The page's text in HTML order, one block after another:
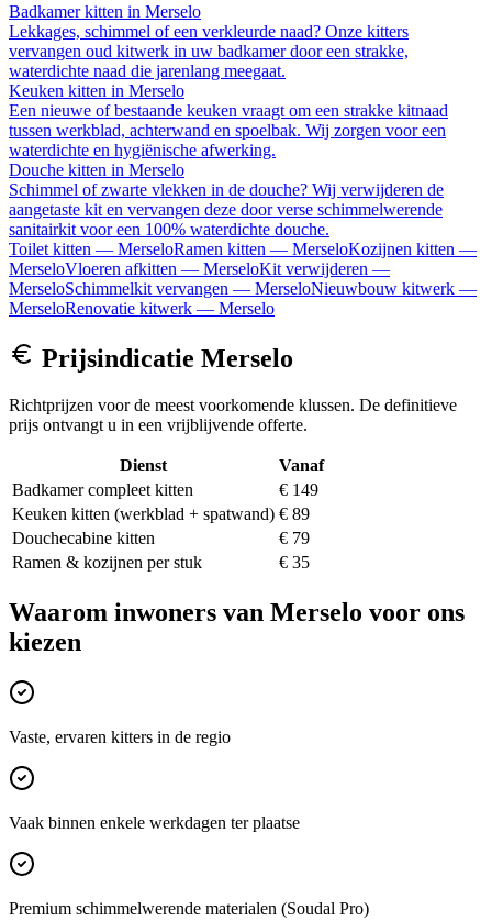
Badkamer kitten in Merselo
Lekkages, schimmel of een verkleurde naad? Onze kitters
vervangen oud kitwerk in uw badkamer door een strakke,
waterdichte naad die jarenlang meegaat.
Keuken kitten in Merselo
Een nieuwe of bestaande keuken vraagt om een strakke kitnaad
tussen werkblad, achterwand en spoelbak. Wij zorgen voor een
waterdichte en hygiënische afwerking.
Douche kitten in Merselo
Schimmel of zwarte vlekken in de douche? Wij verwijderen de
aangetaste kit en vervangen deze door verse schimmelwerende
sanitairkit voor een 100% waterdichte douche.
Toilet kitten — MerseloRamen kitten — MerseloKozijnen kitten —
MerseloVloeren afkitten — MerseloKit verwijderen —
MerseloSchimmelkit vervangen — MerseloNieuwbouw kitwerk —
MerseloRenovatie kitwerk — Merselo
Prijsindicatie Merselo
Richtprijzen voor de meest voorkomende klussen. De definitieve
prijs ontvangt u in een vrijblijvende offerte.
Dienst
Vanaf
Badkamer compleet kitten
€ 149
Keuken kitten (werkblad + spatwand) € 89
Douchecabine kitten
€ 79
Ramen & kozijnen per stuk
€ 35
Waarom inwoners van Merselo voor ons
kiezen
Vaste, ervaren kitters in de regio
Vaak binnen enkele werkdagen ter plaatse
Premium schimmelwerende materialen (Soudal Pro)